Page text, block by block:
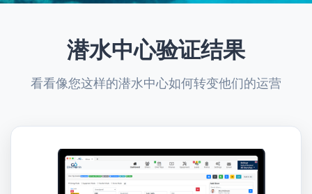
潜水中心验证结果
看看像您这样的潜水中心如何转变他们的运营